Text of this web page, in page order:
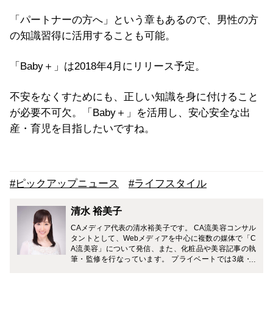
「パートナーの方へ」という章もあるので、男性の方
の知識習得に活用することも可能。
「Baby＋」は2018年4月にリリース予定。
不安をなくすためにも、正しい知識を身に付けること
が必要不可欠。「Baby＋」を活用し、安心安全な出
産・育児を目指したいですね。
#ピックアップニュース #ライフスタイル
清水 裕美子
CAメディア代表の清水裕美子です。 CA流美容コンサル
タントとして、Webメディアを中心に複数の媒体で「C
A流美容」について発信、また、化粧品や美容記事の執
筆・監修を行なっています。 プライベートでは3歳・7